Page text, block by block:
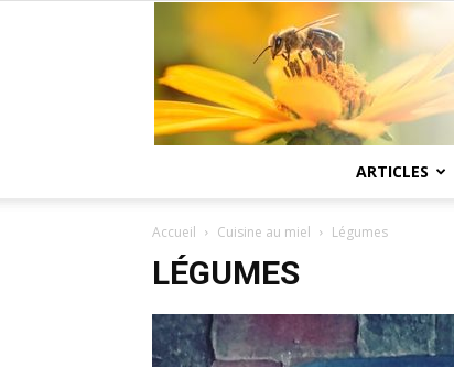
ARTICLES
Accueil Cuisine au miel Légumes
LÉGUMES